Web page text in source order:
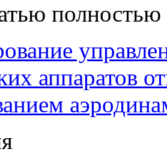
полностью
аппаратов